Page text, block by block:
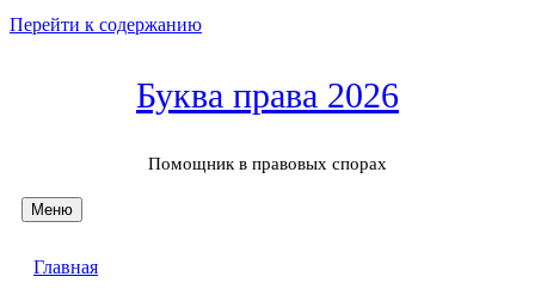
Перейти к содержанию
Буква права 2026
Помощник в правовых спорах
Меню
Главная